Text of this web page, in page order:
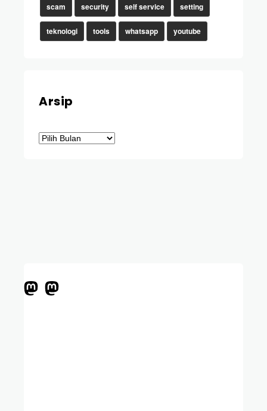
scam security self service setting
teknologi tools whatsapp youtube
Arsip
Arsip